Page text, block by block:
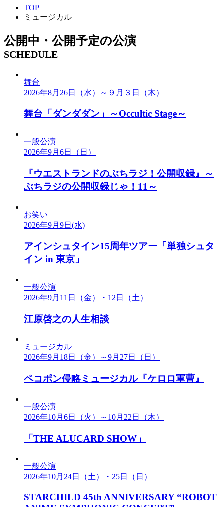
TOP
ミュージカル
公開中・公開予定の公演
SCHEDULE
舞台
2026年8月26日（水）～９月３日（木）
舞台「ダンダダン」～Occultic Stage～
一般公演
2026年9月6日（日）
『ウエストランドのぶちラジ！公開収録』～
ぶちラジの公開収録じゃ！11～
お笑い
2026年9月9日(水)
アインシュタイン15周年ツアー「単独シュタ
イン in 東京」
一般公演
2026年9月11日（金）・12日（土）
江原啓之の人生相談
ミュージカル
2026年9月18日（金）～9月27日（日）
ペコポン侵略ミュージカル『ケロロ軍曹』
一般公演
2026年10月6日（火）～10月22日（木）
「THE ALUCARD SHOW」
一般公演
2026年10月24日（土）・25日（日）
STARCHILD 45th ANNIVERSARY “ROBOT